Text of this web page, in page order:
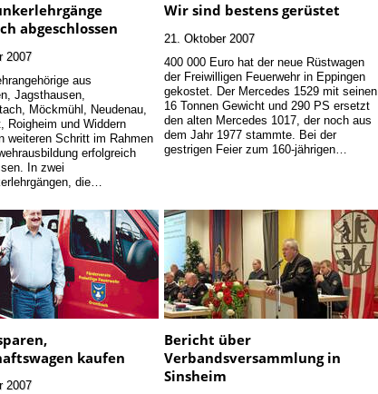
abgeschlossen
2007
aus
Jagsthausen,
Möckmühl, Neudenau,
Roigheim und Widdern
weiteren Schritt im Rahmen
erfolgreich
In zwei
die…
Wir sind bestens gerüstet
21. Oktober 2007
400 000 Euro hat der neue Rüstwagen
der Freiwilligen Feuerwehr in Eppingen
gekostet. Der Mercedes 1529 mit seinen
16 Tonnen Gewicht und 290 PS ersetzt
den alten Mercedes 1017, der noch aus
dem Jahr 1977 stammte. Bei der
gestrigen Feier zum 160-jährigen…
kaufen
2007
Bericht über
Verbandsversammlung in
Sinsheim